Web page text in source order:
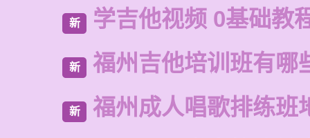
新 学吉他视频 0基础教
新 福州吉他培训班有哪
新 福州成人唱歌排练班